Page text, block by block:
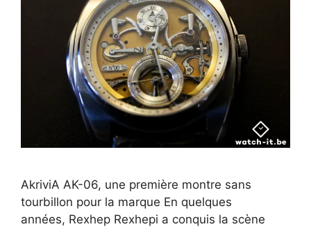
AkriviA AK-06, une première montre sans
tourbillon pour la marque En quelques
années, Rexhep Rexhepi a conquis la scène